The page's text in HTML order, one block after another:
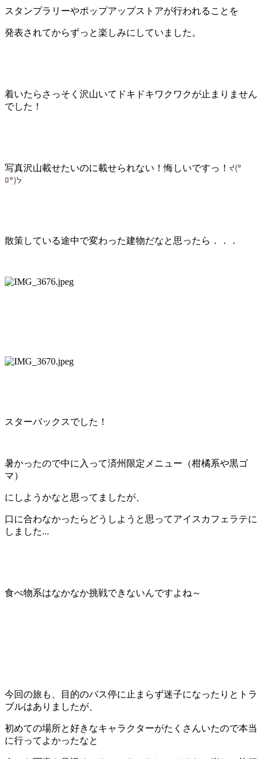
スタンプラリーやポップアップストアが行われることを
発表されてからずっと楽しみにしていました。
着いたらさっそく沢山いてドキドキワクワクが止まりません
でした！
写真沢山載せたいのに載せられない！悔しいですっ！ ᔪ(°
ﾛ°)ᔭ
散策している途中で変わった建物だなと思ったら．．．
スターバックスでした！
暑かったので中に入って済州限定メニュー（柑橘系や黒ゴ
マ）
にしようかなと思ってましたが、
口に合わなかったらどうしようと思ってアイスカフェラテに
しました...
食べ物系はなかなか挑戦できないんですよね～
今回の旅も、目的のバス停に止まらず迷子になったりとトラ
ブルはありましたが、
初めての場所と好きなキャラクターがたくさんいたので本当
に行ってよかったなと